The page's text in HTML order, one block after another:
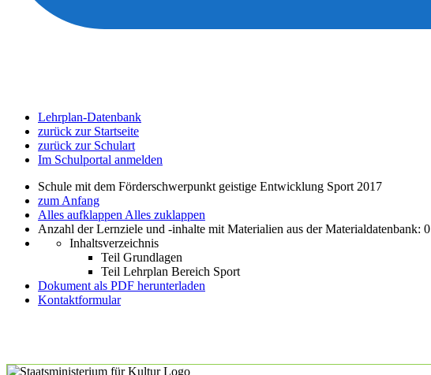
Lehrplan-Datenbank
zurück zur Startseite
zurück zur Schulart
Im Schulportal anmelden
Schule mit dem Förderschwerpunkt geistige Entwicklung Sport 2017
zum Anfang
Alles aufklappen Alles zuklappen
Anzahl der Lernziele und -inhalte mit Materialien aus der Materialdatenbank: 0
Inhaltsverzeichnis
Teil Grundlagen
Teil Lehrplan Bereich Sport
Dokument als PDF herunterladen
Kontaktformular